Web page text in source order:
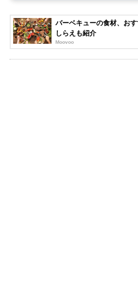
バーベキューの食材、お
しらえも紹介
Moovoo